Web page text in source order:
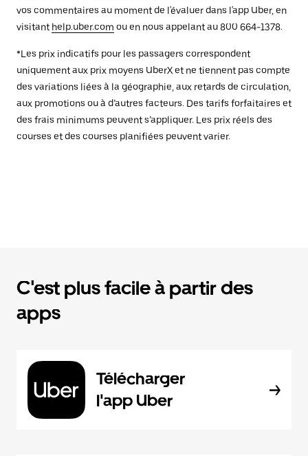
vos commentaires au moment de l'évaluer dans l'app Uber, en
visitant help.uber.com ou en nous appelant au 800 664-1378.
*Les prix indicatifs pour les passagers correspondent
uniquement aux prix moyens UberX et ne tiennent pas compte
des variations liées à la géographie, aux retards de circulation,
aux promotions ou à d’autres facteurs. Des tarifs forfaitaires et
des frais minimums peuvent s’appliquer. Les prix réels des
courses et des courses planifiées peuvent varier.
C'est plus facile à partir des
apps
Télécharger
l'app Uber